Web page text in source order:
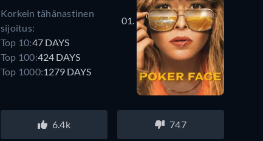
Korkein tähänastinen
sijoitus:
01.
Top 10:47 DAYS
Top 100:424 DAYS
Top 1000:1279 DAYS
6.4k 747